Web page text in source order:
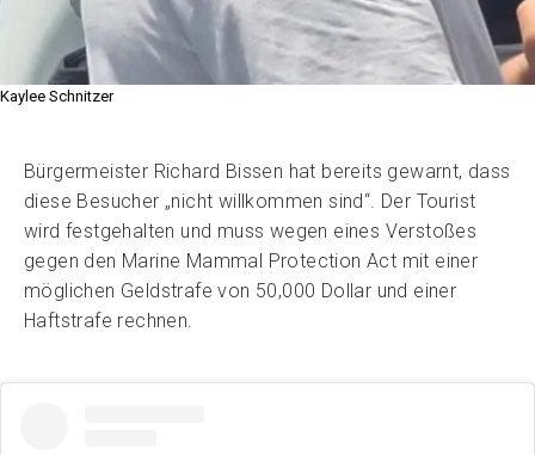
Kaylee Schnitzer
Bürgermeister Richard Bissen hat bereits gewarnt, dass
diese Besucher „nicht willkommen sind“. Der Tourist
wird festgehalten und muss wegen eines Verstoßes
gegen den Marine Mammal Protection Act mit einer
möglichen Geldstrafe von 50,000 Dollar und einer
Haftstrafe rechnen.